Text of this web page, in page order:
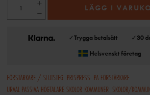
LÄGG I
✓Trygga betalsätt ✓30
Helsvenskt företag
FÖRSTÄRKARE / SLUTSTEG PRISPRESS PA-FÖRSTÄRKARE
URVAL PASSIVA HÖGTALARE SKOLOR KOMMUNER SKOLOR/KOMMUN